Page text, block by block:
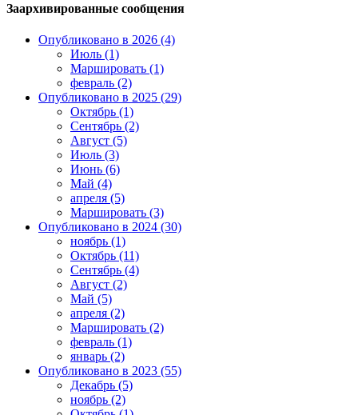
Заархивированные сообщения
Опубликовано в 2026 (4)
Июль (1)
Маршировать (1)
февраль (2)
Опубликовано в 2025 (29)
Октябрь (1)
Сентябрь (2)
Август (5)
Июль (3)
Июнь (6)
Май (4)
апреля (5)
Маршировать (3)
Опубликовано в 2024 (30)
ноябрь (1)
Октябрь (11)
Сентябрь (4)
Август (2)
Май (5)
апреля (2)
Маршировать (2)
февраль (1)
январь (2)
Опубликовано в 2023 (55)
Декабрь (5)
ноябрь (2)